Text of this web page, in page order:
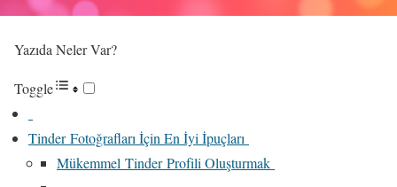
Yazıda Neler Var?
Toggle
Tinder Fotoğrafları İçin En İyi İpuçları
Mükemmel Tinder Profili Oluşturmak